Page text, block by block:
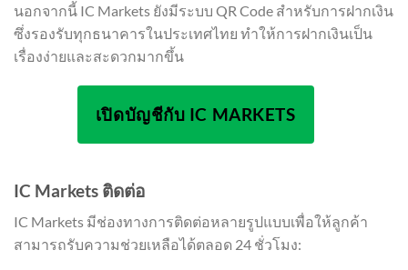
นอกจากนี้ IC Markets ยังมีระบบ QR Code สำหรับการฝากเงิน
ซึ่งรองรับทุกธนาคารในประเทศไทย ทำให้การฝากเงินเป็น
เรื่องง่ายและสะดวกมากขึ้น
เปิดบัญชีกับ IC MARKETS
IC Markets ติดต่อ
IC Markets มีช่องทางการติดต่อหลายรูปแบบเพื่อให้ลูกค้า
สามารถรับความช่วยเหลือได้ตลอด 24 ชั่วโมง: